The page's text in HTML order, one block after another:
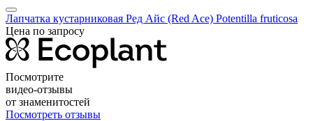
Лапчатка кустарниковая Ред Айс (Red Aсe) Potentilla fruticosa
Цена по запросу
Посмотрите
видео-отзывы
от знаменитостей
Посмотреть отзывы